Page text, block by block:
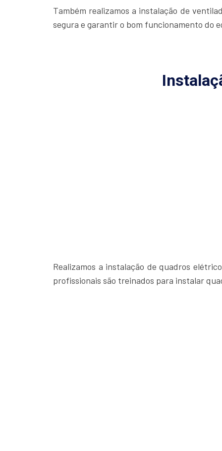
Também realizamos a instalação de
segura e garantir o bom funcionamento do
Realizamos a instalação de quadros
profissionais são treinados para instalar